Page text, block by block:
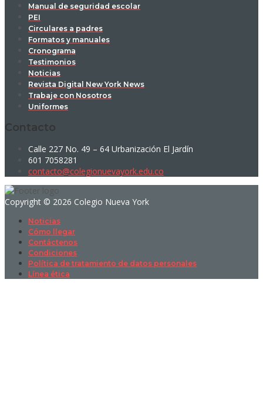
Manual de seguridad escolar
PEI
Circulares a padres
Formatos y manuales
Cronograma
Testimonios
Noticias
Revista Digital New York News
Trabaje con Nosotros
Uniformes
Contacto
Calle 227 No. 49 – 64 Urbanización El Jardín
601 7058281
contacto@colegionuevayork.edu.co
Copyright © 2026 Colegio Nueva York
Noticias
Cómo llegar
Contáctenos
Condiciones
Política de tratamiento de datos personales
Línea ética